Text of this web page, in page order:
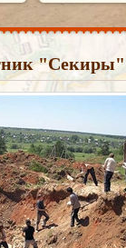
"Секиры".